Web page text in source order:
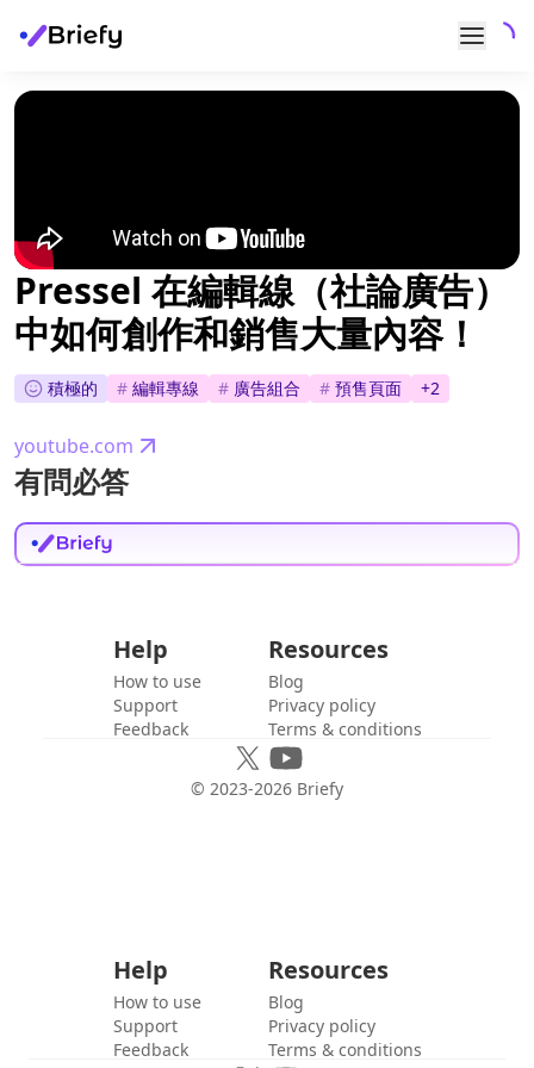
Pressel 在編輯線（社論廣告）
中如何創作和銷售大量內容！
積極的 # 編輯專線 # 廣告組合 # 預售頁面 +2
youtube.com
有問必答
Help
How to use
Support
Feedback
Resources
Blog
Privacy policy
Terms & conditions
© 2023-2026 Briefy
Help
How to use
Support
Feedback
Resources
Blog
Privacy policy
Terms & conditions